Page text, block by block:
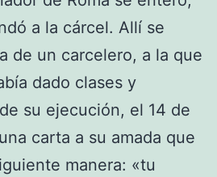
a la cárcel. Allí se
de un carcelero, a la que
dado clases y
su ejecución, el 14 de
carta a su amada que
manera: «tu